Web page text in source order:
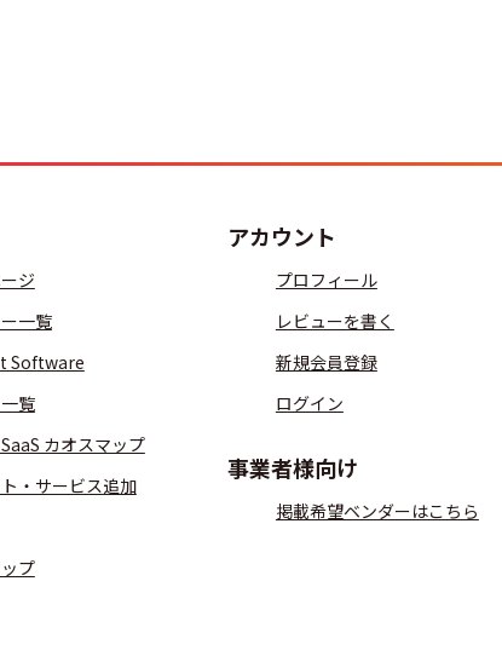
ジ
一覧
Software
覧
カオスマップ
・サービス追加
プ
アカウント
プロフィール
レビューを書く
新規会員登録
ログイン
事業者様向け
掲載希望ベンダーはこちら